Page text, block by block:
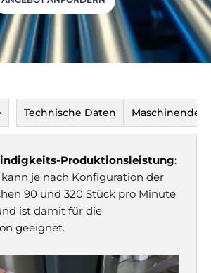
Technische Daten
Produktionsleistung:
kann je nach Konfiguration der
90 und 320 Stück pro Minute
ist damit für die
geeignet.